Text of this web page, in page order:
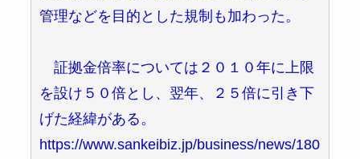
管理などを目的とした規制も加わった。
証拠金倍率については２０１０年に上限
を設け５０倍とし、翌年、２５倍に引き下
げた経緯がある。
https://www.sankeibiz.jp/business/news/180